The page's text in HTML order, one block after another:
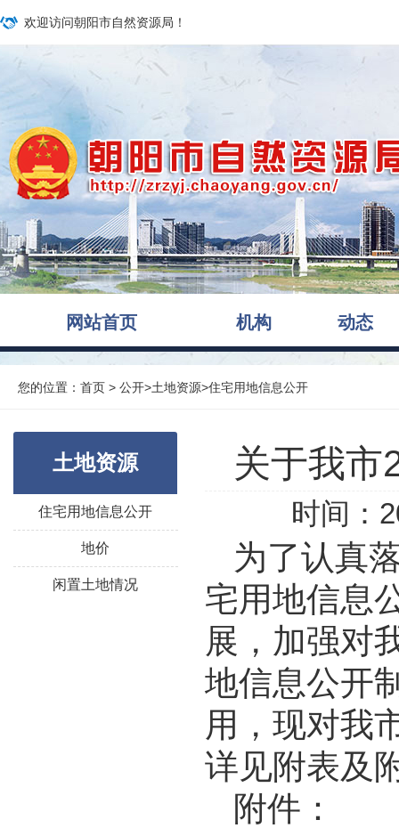
欢迎访问朝阳市自然资源局！
网站首页 机构 动态
您的位置： 首页 > 公开>土地资源>住宅用地信息公开
土地资源
住宅用地信息公开
地价
闲置土地情况
关于我市
时间：
为了认真
宅用地信息
展，加强对
地信息公开
用，现对我
详见附表及
附件：